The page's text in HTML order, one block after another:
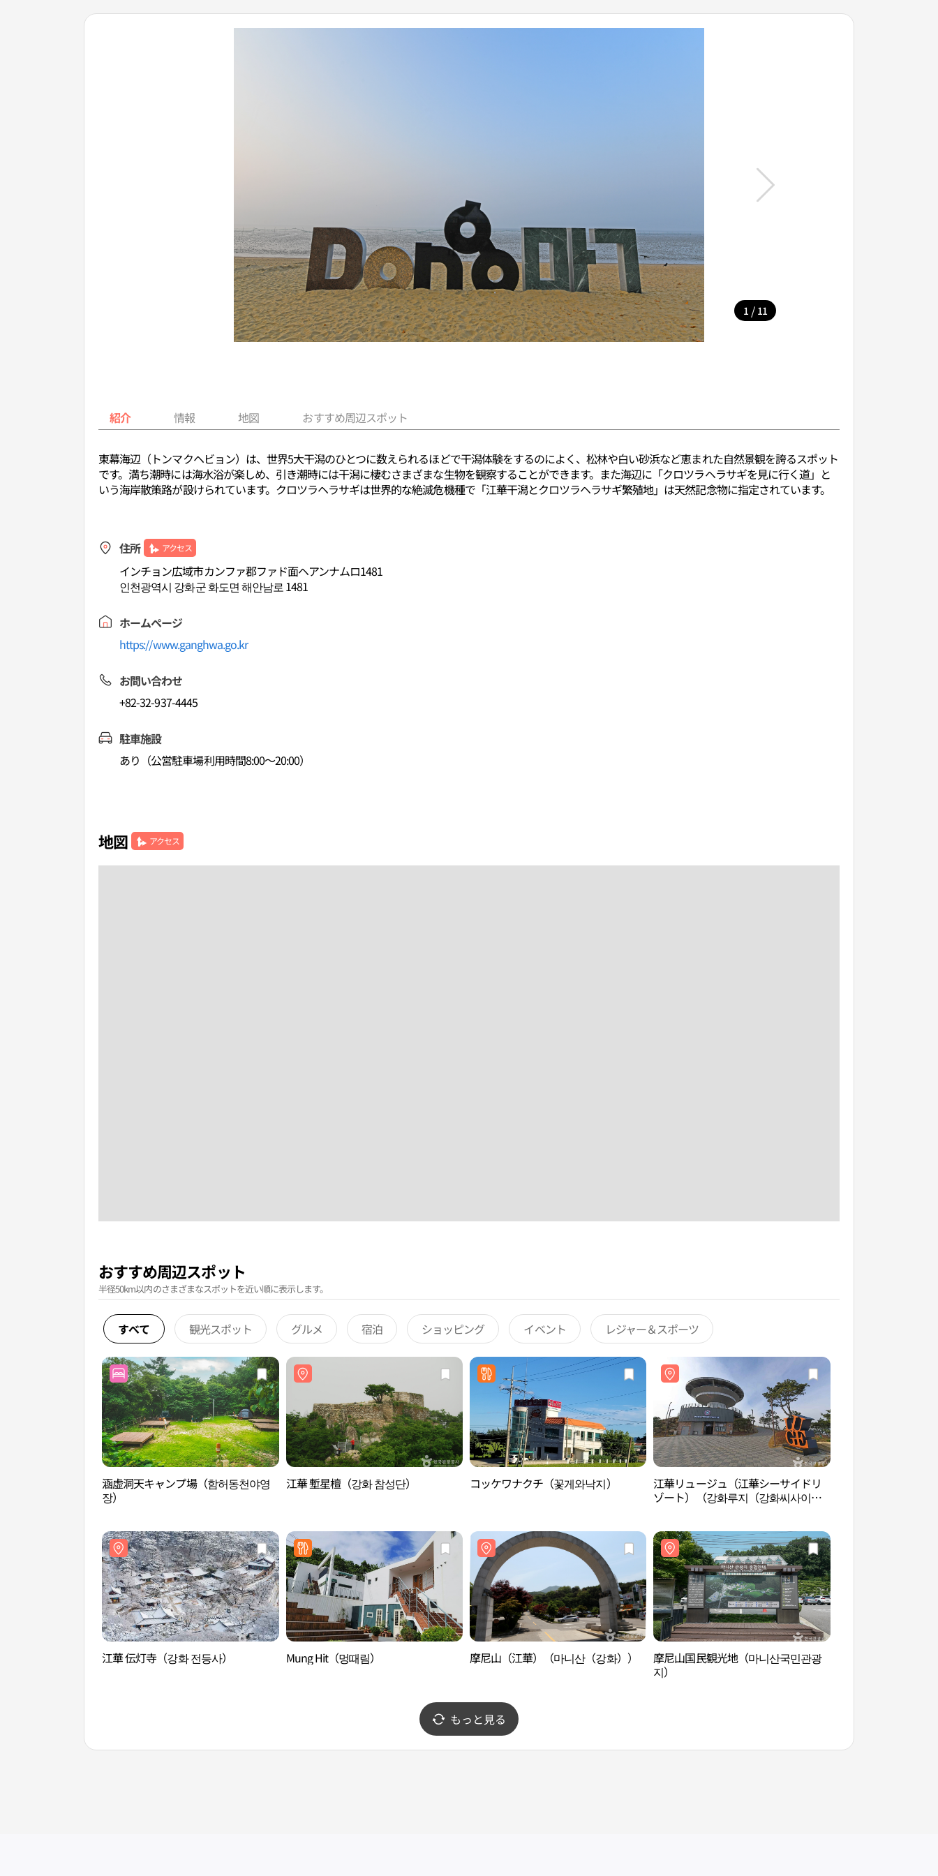
1 / 11
紹介 情報 地図 おすすめ周辺スポット
東幕海辺（トンマクヘビョン）は、世界5大干潟のひとつに数えられるほどで干潟体験をするのによく、松林や白い砂浜など恵まれた自然景観を誇るスポット
です。満ち潮時には海水浴が楽しめ、引き潮時には干潟に棲むさまざまな生物を観察することができます。また海辺に「クロツラヘラサギを見に行く道」と
いう海岸散策路が設けられています。クロツラヘラサギは世界的な絶滅危機種で「江華干潟とクロツラヘラサギ繁殖地」は天然記念物に指定されています。
住所 アクセス
インチョン広域市カンファ郡ファド面ヘアンナムロ1481
인천광역시 강화군 화도면 해안남로 1481
ホームページ
https://www.ganghwa.go.kr
お問い合わせ
+82-32-937-4445
駐車施設
あり（公営駐車場利用時間8:00～20:00）
地図 アクセス
おすすめ周辺スポット
半径50km以内のさまざまなスポットを近い順に表示します。
すべて 観光スポット グルメ 宿泊 ショッピング イベント レジャー＆スポーツ
涵虚洞天キャンプ場（함허동천야영
장）
江華 塹星檀（강화 참성단） コッケワナクチ（꽃게와낙지）
江華リュージュ（江華シーサイドリ
ゾート）（강화루지（강화씨사이드
江華 伝灯寺（강화 전등사） Mung Hit（멍때림） 摩尼山（江華）（마니산（강화））
摩尼山国民観光地（마니산국민관광
지）
もっと見る